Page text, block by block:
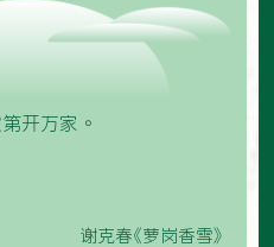
开万家。
谢克春《萝岗香雪》